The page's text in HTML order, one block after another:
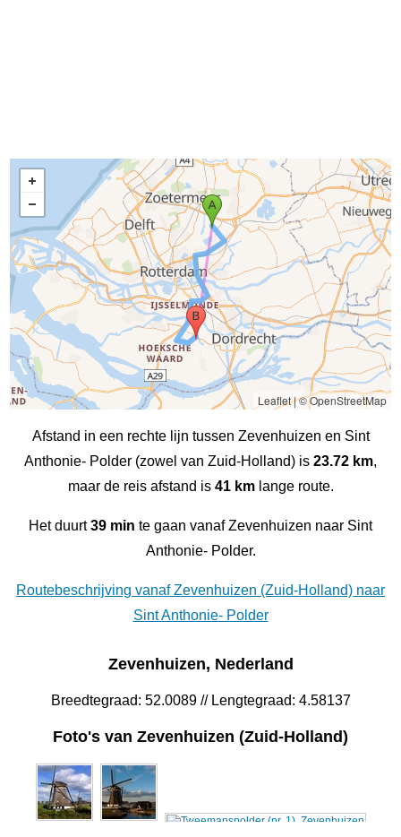
Leaflet|© OpenStreetMap
Afstand in een rechte lijn tussen Zevenhuizen en Sint
Anthonie- Polder (zowel van Zuid-Holland) is 23.72 km,
maar de reis afstand is 41 kmlange route.
Het duurt39 min te gaan vanaf Zevenhuizen naar Sint
Anthonie- Polder.
Routebeschrijving vanaf Zevenhuizen (Zuid-Holland) naar
Sint Anthonie- Polder
Zevenhuizen, Nederland
Breedtegraad: 52.0089 // Lengtegraad: 4.58137
Foto's van Zevenhuizen (Zuid-Holland)